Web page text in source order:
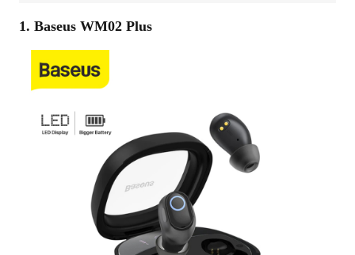
1. Baseus WM02 Plus